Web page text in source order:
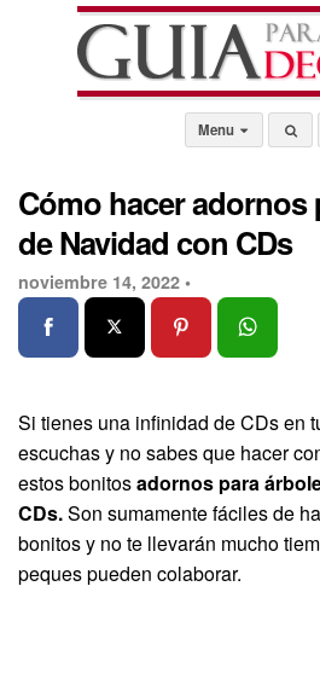
Menu
Cómo hacer adornos
de Navidad con CDs
noviembre 14, 2022 •
Si tienes una infinidad de CDs en
escuchas y no sabes que hacer
estos bonitosadornos para
CDs.Son sumamente fáciles de
bonitos y no te llevarán mucho
peques pueden colaborar.